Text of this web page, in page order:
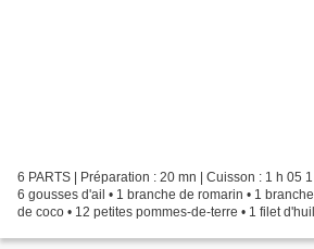
6 PARTS | Préparation : 20 mn | Cuisson : 1 h 05
6 gousses d'ail • 1 branche de romarin • 1
de coco • 12 petites pommes-de-terre • 1 filet